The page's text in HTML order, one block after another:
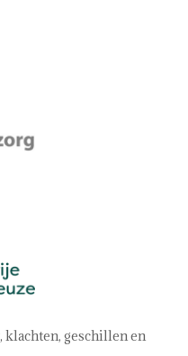
klachten, geschillen en